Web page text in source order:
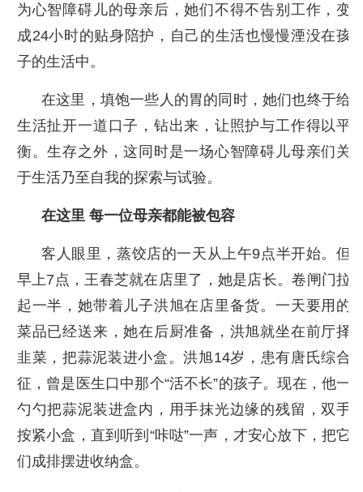
为心智障碍儿的母亲后，她们不得不告别工作，变
成24小时的贴身陪护，自己的生活也慢慢湮没在孩
子的生活中。
在这里，填饱一些人的胃的同时，她们也终于给
生活扯开一道口子，钻出来，让照护与工作得以平
衡。生存之外，这同时是一场心智障碍儿母亲们关
于生活乃至自我的探索与试验。
在这里 每一位母亲都能被包容
客人眼里，蒸饺店的一天从上午9点半开始。但
早上7点，王春芝就在店里了，她是店长。卷闸门拉
起一半，她带着儿子洪旭在店里备货。一天要用的
菜品已经送来，她在后厨准备，洪旭就坐在前厅择
韭菜，把蒜泥装进小盒。洪旭14岁，患有唐氏综合
征，曾是医生口中那个“活不长”的孩子。现在，他一
勺勺把蒜泥装进盒内，用手抹光边缘的残留，双手
按紧小盒，直到听到“咔哒”一声，才安心放下，把它
们成排摆进收纳盒。